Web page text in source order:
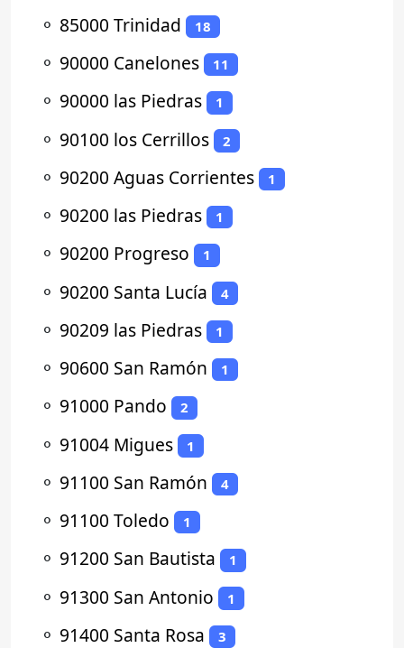
⚬ 85000 Trinidad 18
⚬ 90000 Canelones 11
⚬ 90000 las Piedras 1
⚬ 90100 los Cerrillos 2
⚬ 90200 Aguas Corrientes 1
⚬ 90200 las Piedras 1
⚬ 90200 Progreso 1
⚬ 90200 Santa Lucía 4
⚬ 90209 las Piedras 1
⚬ 90600 San Ramón 1
⚬ 91000 Pando 2
⚬ 91004 Migues 1
⚬ 91100 San Ramón 4
⚬ 91100 Toledo 1
⚬ 91200 San Bautista 1
⚬ 91300 San Antonio 1
⚬ 91400 Santa Rosa 3